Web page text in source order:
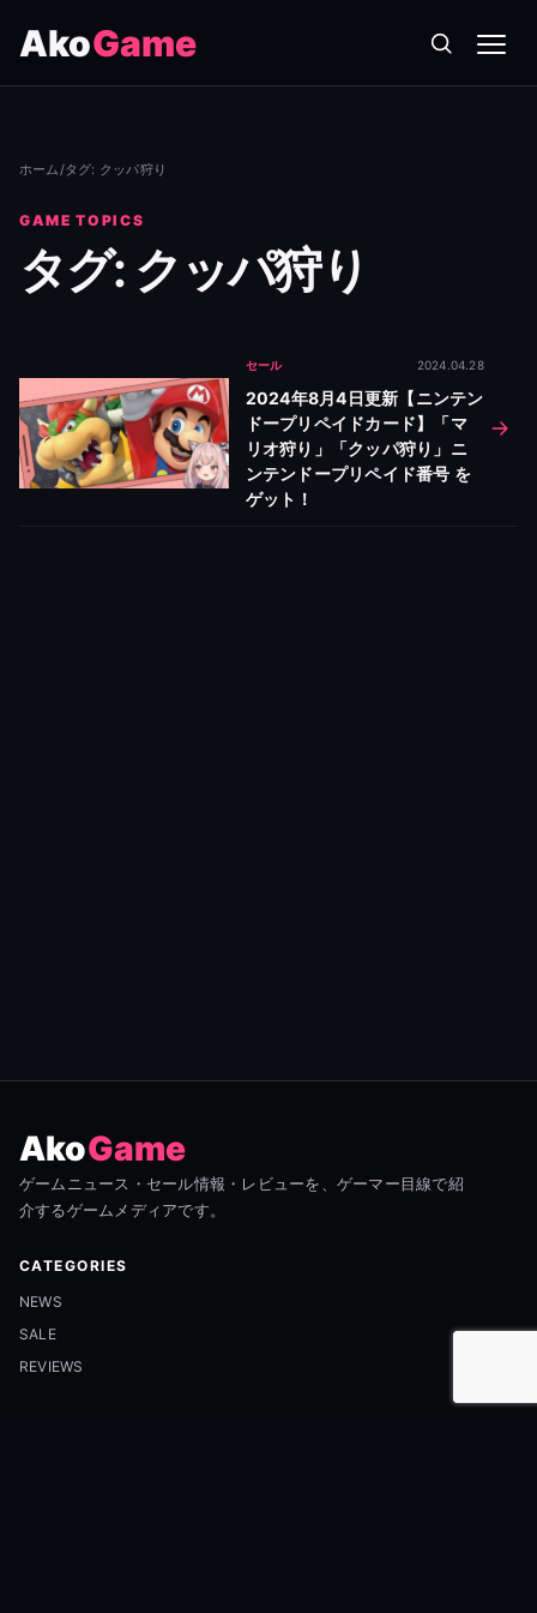
AkoGame
ホーム/タグ: クッパ狩り
GAME TOPICS
タグ: クッパ狩り
セール 2024.04.28
2024年8月4日更新【ニンテン
ドープリペイドカード】「マ
リオ狩り」「クッパ狩り」ニ
ンテンドープリペイド番号 を
ゲット！
AkoGame
ゲームニュース・セール情報・レビューを、ゲーマー目線で紹
介するゲームメディアです。
CATEGORIES
NEWS
SALE
REVIEWS